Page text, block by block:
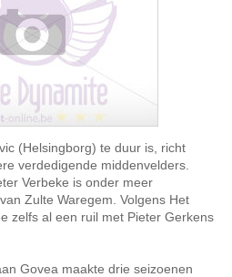
(Helsingborg) te duur is, richt
verdedigende middenvelders.
Verbeke is onder meer
Zulte Waregem. Volgens Het
zelfs al een ruil met Pieter Gerkens
Govea maakte drie seizoenen